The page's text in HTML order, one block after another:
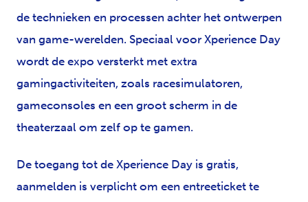
de technieken en processen achter het ontwerpen
van game-werelden. Speciaal voor Xperience Day
wordt de expo versterkt met extra
gamingactiviteiten, zoals racesimulatoren,
gameconsoles en een groot scherm in de
theaterzaal om zelf op te gamen.
De toegang tot de Xperience Day is gratis,
aanmelden is verplicht om een entreeticket te